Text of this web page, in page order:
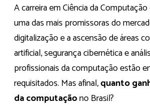
A carreira em Ciência da
uma das mais promissoras do
digitalização e a ascensão de áreas
artificial, segurança cibernética e
profissionais da computação estão
requisitados. Mas afinal,quanto
da computaçãono Brasil?